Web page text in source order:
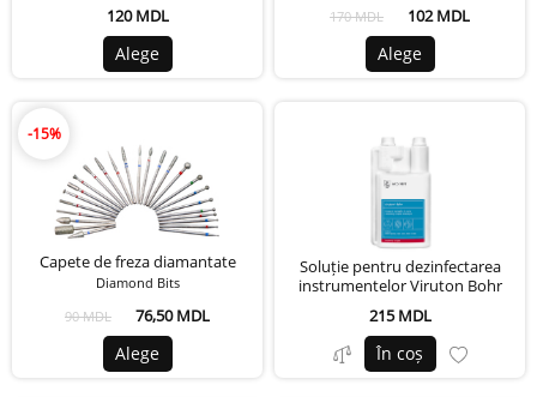
120 MDL
Alege
170 MDL
102 MDL
Alege
-15%
Capete de freza diamantate
Diamond Bits
90 MDL
76,50 MDL
Alege
Soluție pentru dezinfectarea
instrumentelor Viruton Bohr
215 MDL
În coș